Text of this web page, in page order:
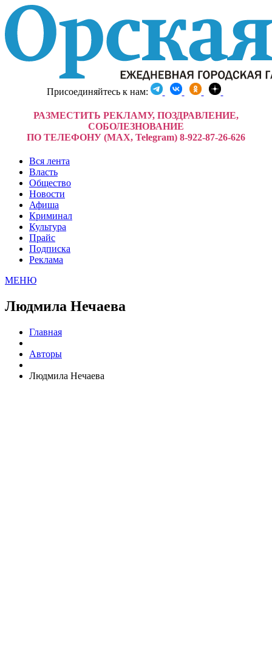
Присоединяйтесь к нам:
РАЗМЕСТИТЬ РЕКЛАМУ, ПОЗДРАВЛЕНИЕ,
СОБОЛЕЗНОВАНИЕ
ПО ТЕЛЕФОНУ (MAX, Telegram) 8-922-87-26-626
Вся лента
Власть
Общество
Новости
Афиша
Криминал
Культура
Прайс
Подписка
Реклама
МЕНЮ
Людмила Нечаева
Главная
Авторы
Людмила Нечаева